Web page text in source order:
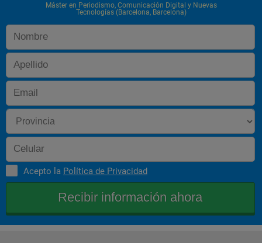
Máster en Periodismo, Comunicación Digital y Nuevas
Tecnologías (Barcelona, Barcelona)
Acepto la Política de Privacidad